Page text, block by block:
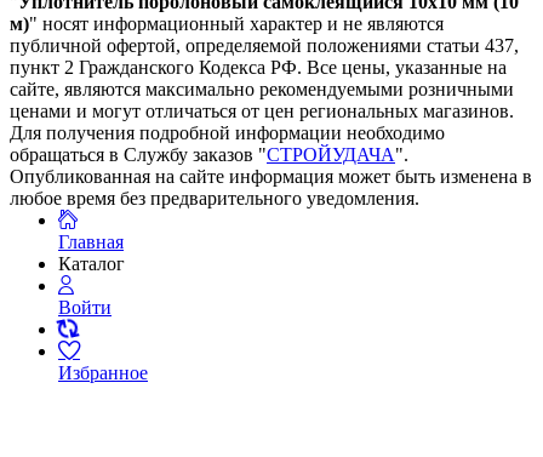
м)" носят информационный характер и не являются
публичной офертой, определяемой положениями статьи 437,
пункт 2 Гражданского Кодекса РФ. Все цены, указанные на
сайте, являются максимально рекомендуемыми розничными
ценами и могут отличаться от цен региональных магазинов.
Для получения подробной информации необходимо
обращаться в Службу заказов "СТРОЙУДАЧА".
Опубликованная на сайте информация может быть изменена в
любое время без предварительного уведомления.
Главная
Каталог
Войти
Избранное